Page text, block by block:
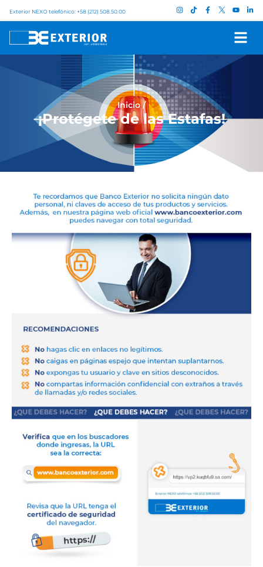
Exterior NEXO telefónico: +58 (212) 508.50.00
Inicio/
¡Protégete de las Estafas!